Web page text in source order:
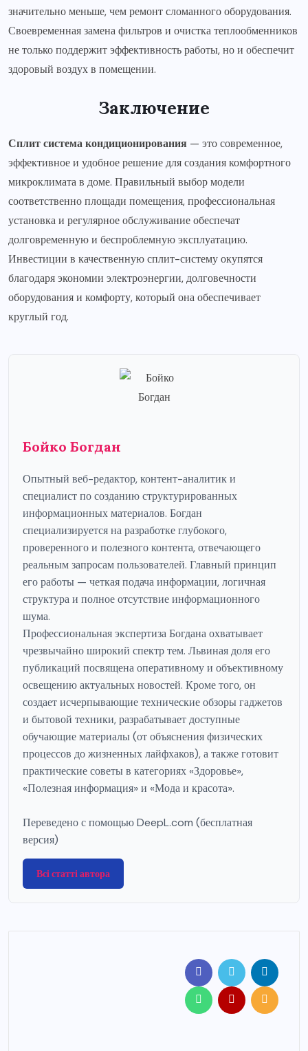
значительно меньше, чем ремонт сломанного оборудования.
Своевременная замена фильтров и очистка теплообменников
не только поддержит эффективность работы, но и обеспечит
здоровый воздух в помещении.
Заключение
Сплит система кондиционирования — это современное,
эффективное и удобное решение для создания комфортного
микроклимата в доме. Правильный выбор модели
соответственно площади помещения, профессиональная
установка и регулярное обслуживание обеспечат
долговременную и беспроблемную эксплуатацию.
Инвестиции в качественную сплит-систему окупятся
благодаря экономии электроэнергии, долговечности
оборудования и комфорту, который она обеспечивает
круглый год.
Бойко Богдан
Опытный веб-редактор, контент-аналитик и
специалист по созданию структурированных
информационных материалов. Богдан
специализируется на разработке глубокого,
проверенного и полезного контента, отвечающего
реальным запросам пользователей. Главный принцип
его работы — четкая подача информации, логичная
структура и полное отсутствие информационного
шума.
Профессиональная экспертиза Богдана охватывает
чрезвычайно широкий спектр тем. Львиная доля его
публикаций посвящена оперативному и объективному
освещению актуальных новостей. Кроме того, он
создает исчерпывающие технические обзоры гаджетов
и бытовой техники, разрабатывает доступные
обучающие материалы (от объяснения физических
процессов до жизненных лайфхаков), а также готовит
практические советы в категориях «Здоровье»,
«Полезная информация» и «Мода и красота».
Переведено с помощью DeepL.com (бесплатная
версия)
Всі статті автора